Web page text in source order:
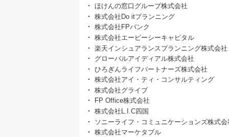
ほけんの窓口グループ株式会社
株式会社Do itプランニング
株式会社FPバンク
株式会社エービーシーキャピタル
楽天インシュアランスプランニング株式会社
グローバルアイディアル株式会社
ひろぎんライフパートナーズ株式会社
株式会社アイ・ティ・コンサルティング
株式会社グライブ
FP Office株式会社
株式会社L.I.C四国
ソニーライフ・コミュニケーションズ株式会
株式会社マーケタブル